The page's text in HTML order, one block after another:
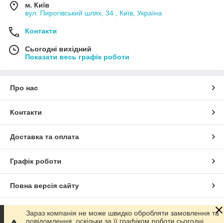
м. Київ
вул. Пирогівський шлях, 34 , Київ, Україна
Контакти
Сьогодні вихідний
Показати весь графік роботи
Про нас
Контакти
Доставка та оплата
Графік роботи
Повна версія сайту
Сайт створено на маркетплейсі Prom.ua
Зараз компанія не може швидко обробляти замовлення та
повідомлення, оскільки за її графіком роботи сьогодні